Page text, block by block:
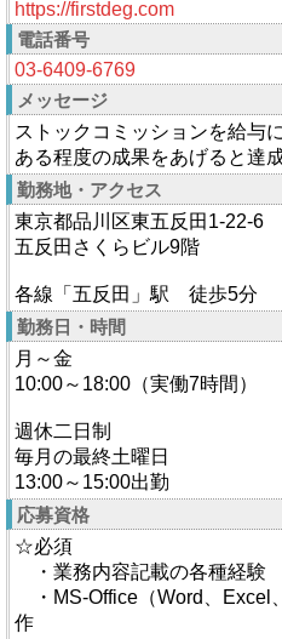
https://firstdeg.com
電話番号
03-6409-6769
メッセージ
ストックコミッションを給与
ある程度の成果をあげると達
勤務地・アクセス
東京都品川区東五反田1-22-6
五反田さくらビル9階
各線「五反田」駅 徒歩5分
勤務日・時間
月～金
10:00～18:00（実働7時間）
週休二日制
毎月の最終土曜日
13:00～15:00出勤
応募資格
☆必須
・業務内容記載の各種経験
・MS-Office（Word、Excel
作